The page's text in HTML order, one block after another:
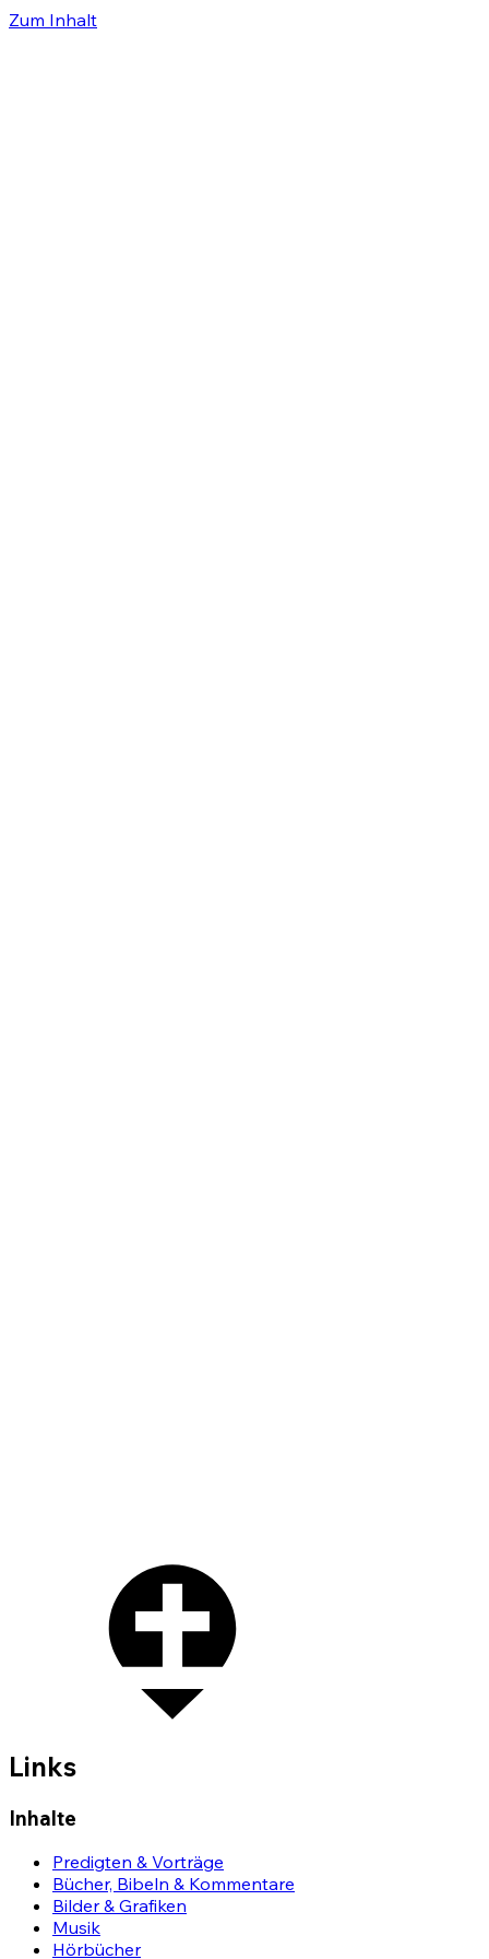
Zum Inhalt
Links
Inhalte
Predigten & Vorträge
Bücher, Bibeln & Kommentare
Bilder & Grafiken
Musik
Hörbücher